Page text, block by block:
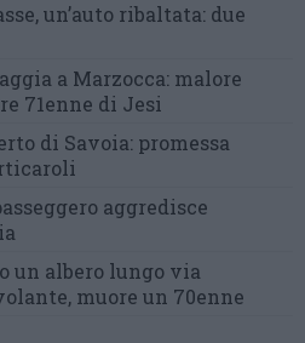
un’auto ribaltata: due
a Marzocca: malore
71enne di Jesi
di Savoia: promessa
aggredisce
un albero lungo via
muore un 70enne